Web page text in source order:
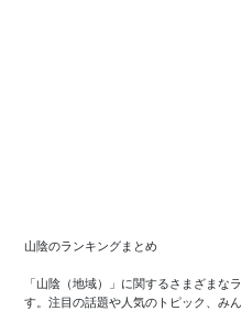
山陰のランキングまとめ
「山陰（地域）」に関するさまざまな
す。注目の話題や人気のトピック、み